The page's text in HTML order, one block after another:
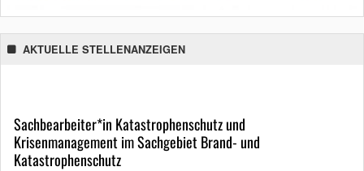
AKTUELLE STELLENANZEIGEN
Sachbearbeiter*in Katastrophenschutz und
Krisenmanagement im Sachgebiet Brand- und
Katastrophenschutz